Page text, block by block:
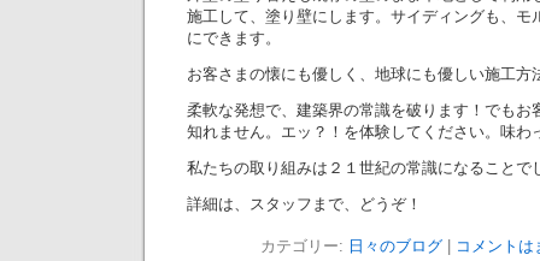
施工して、塗り壁にします。サイディングも、モ
にできます。
お客さまの懐にも優しく、地球にも優しい施工方
柔軟な発想で、建築界の常識を破ります！でもお
知れません。エッ？！を体験してください。味わ
私たちの取り組みは２１世紀の常識になることで
詳細は、スタッフまで、どうぞ！
カテゴリー: 日々のブログ| コメントは